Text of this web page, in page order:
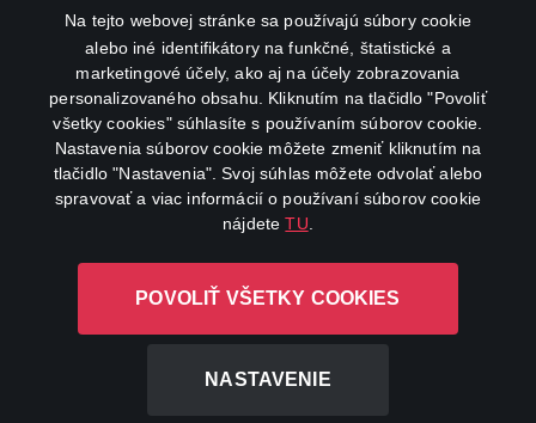
Na tejto webovej stránke sa používajú súbory cookie
alebo iné identifikátory na funkčné, štatistické a
marketingové účely, ako aj na účely zobrazovania
personalizovaného obsahu. Kliknutím na tlačidlo "Povoliť
všetky cookies" súhlasíte s používaním súborov cookie.
Nastavenia súborov cookie môžete zmeniť kliknutím na
tlačidlo "Nastavenia". Svoj súhlas môžete odvolať alebo
spravovať a viac informácií o používaní súborov cookie
nájdeteTU
POVOLIŤ VŠETKY COOKIES
NASTAVENIE
My profile
Important links
Canal+ Luxembourg S. à r.l. so sídlom Rue Albert Borschette 4,